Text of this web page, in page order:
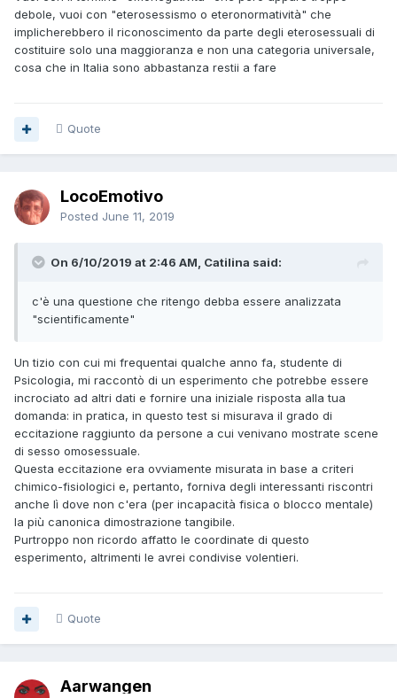
debole, vuoi con "eterosessismo o eteronormatività" che
implicherebbero il riconoscimento da parte degli eterosessuali di
costituire solo una maggioranza e non una categoria universale,
cosa che in Italia sono abbastanza restii a fare
Quote
LocoEmotivo
Posted June 11, 2019
On 6/10/2019 at 2:46 AM, Catilina said:
c'è una questione che ritengo debba essere analizzata
"scientificamente"
Un tizio con cui mi frequentai qualche anno fa, studente di
Psicologia, mi raccontò di un esperimento che potrebbe essere
incrociato ad altri dati e fornire una iniziale risposta alla tua
domanda: in pratica, in questo test si misurava il grado di
eccitazione raggiunto da persone a cui venivano mostrate scene
di sesso omosessuale.
Questa eccitazione era ovviamente misurata in base a criteri
chimico-fisiologici e, pertanto, forniva degli interessanti riscontri
anche lì dove non c'era (per incapacità fisica o blocco mentale)
la più canonica dimostrazione tangibile.
Purtroppo non ricordo affatto le coordinate di questo
esperimento, altrimenti le avrei condivise volentieri.
Quote
Aarwangen